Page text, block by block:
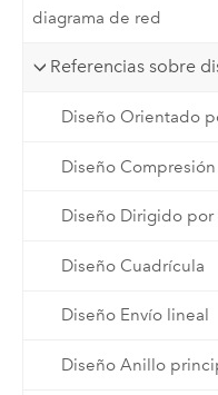
diagrama de red
Referencias sobre
Diseño Orientado
Diseño Compresión
Diseño Dirigido por
Diseño Cuadrícula
Diseño Envío lineal
Diseño Anillo